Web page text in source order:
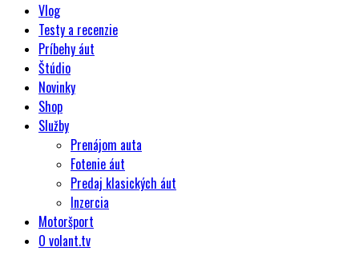
Vlog
Testy a recenzie
Príbehy áut
Štúdio
Novinky
Shop
Služby
Prenájom auta
Fotenie áut
Predaj klasických áut
Inzercia
Motoršport
O volant.tv